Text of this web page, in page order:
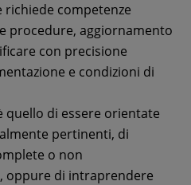
richiede competenze
procedure, aggiornamento
con precisione
e condizioni di
quello di essere orientate
pertinenti, di
o non
oppure di intraprendere